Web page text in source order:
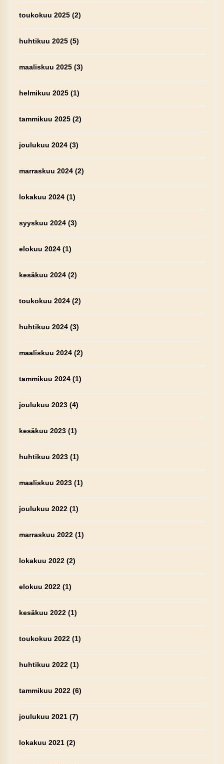
toukokuu 2025(2)
huhtikuu 2025(5)
maaliskuu 2025(3)
helmikuu 2025(1)
tammikuu 2025(2)
joulukuu 2024(3)
marraskuu 2024(2)
lokakuu 2024(1)
syyskuu 2024(3)
elokuu 2024(1)
kesäkuu 2024(2)
toukokuu 2024(2)
huhtikuu 2024(3)
maaliskuu 2024(2)
tammikuu 2024(1)
joulukuu 2023(4)
kesäkuu 2023(1)
huhtikuu 2023(1)
maaliskuu 2023(1)
joulukuu 2022(1)
marraskuu 2022(1)
lokakuu 2022(2)
elokuu 2022(1)
kesäkuu 2022(1)
toukokuu 2022(1)
huhtikuu 2022(1)
tammikuu 2022(6)
joulukuu 2021(7)
lokakuu 2021(2)